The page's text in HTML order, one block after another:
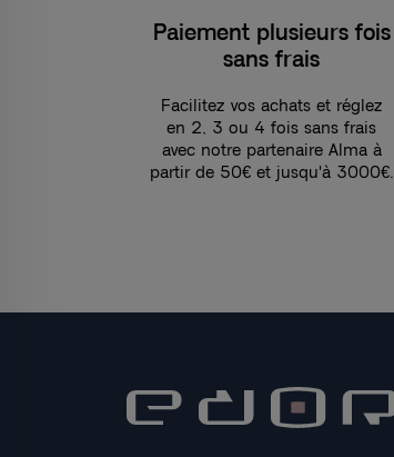
Paiement plusieurs fois
sans frais
Facilitez vos achats et réglez
en 2, 3 ou 4 fois sans frais
avec notre partenaire Alma à
partir de 50€ et jusqu'à 3000€.